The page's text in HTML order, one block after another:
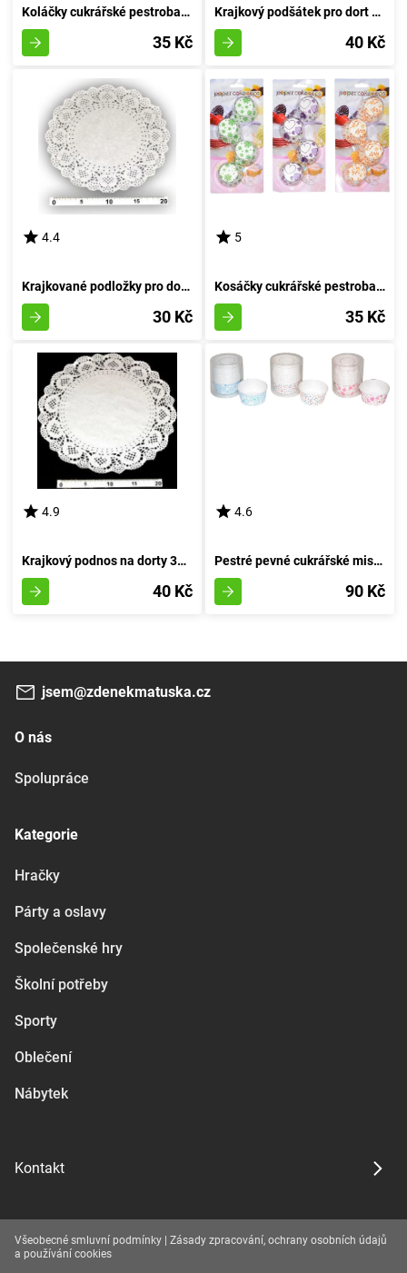
Koláčky cukrářské pestrobarevné 6 cm (pr.3 cm, v.1,5 cm) - 200 kousků
35 Kč
Krajkový podšátek pro dort 36cm 8 kusů
40 Kč
4.4
Krajkované podložky pro dorty 24 cm 8 kusů
30 Kč
5
Kosáčky cukrářské pestrobarevné 8 centimetrů (průměr 4 centimetry, výška 2 centimetry) - balení 100 kusů
35 Kč
4.9
Krajkový podnos na dorty 32 cm s 8 kusy
40 Kč
4.6
Pestré pevné cukrářské misky (průměr 7,5 cm, výška 4 cm) - balení 25 kusů
90 Kč
jsem@zdenekmatuska.cz
O nás
Spolupráce
Kategorie
Hračky
Párty a oslavy
Společenské hry
Školní potřeby
Sporty
Oblečení
Nábytek
Kontakt
Všeobecné smluvní podmínky
Zásady zpracování, ochrany osobních údajů
a používání cookies